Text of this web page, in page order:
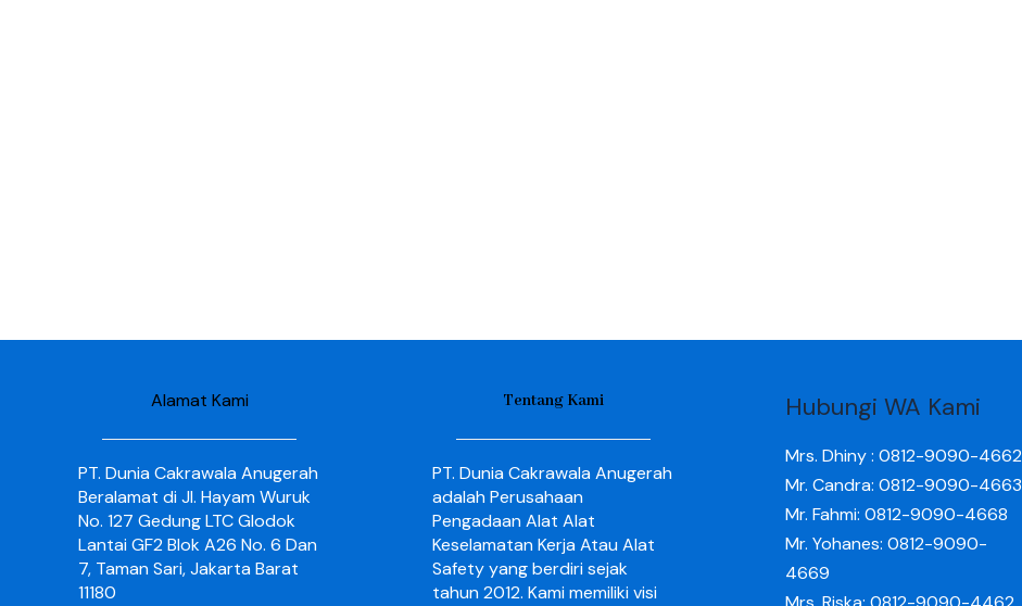
Alamat Kami
PT. Dunia Cakrawala Anugerah
Beralamat di Jl. Hayam Wuruk
No. 127 Gedung LTC Glodok
Lantai GF2 Blok A26 No. 6 Dan
7, Taman Sari, Jakarta Barat
11180
Tentang Kami
PT. Dunia Cakrawala Anugerah
adalah Perusahaan
Pengadaan Alat Alat
Keselamatan Kerja Atau Alat
Safety yang berdiri sejak
tahun 2012. Kami memiliki visi
Hubungi WA Kami
Mrs. Dhiny : 0812-9090-4662
Mr. Candra: 0812-9090-4663
Mr. Fahmi: 0812-9090-4668
Mr. Yohanes: 0812-9090-
4669